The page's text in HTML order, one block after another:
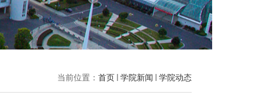
当前位置： 首页 学院新闻 学院动态